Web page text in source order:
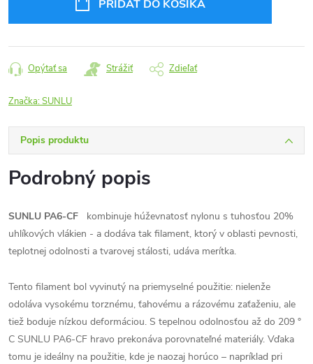
PRIDAŤ DO KOŠÍKA
Opýtať sa Strážiť Zdieľať
Značka:SUNLU
Popis produktu
Podrobný popis
SUNLU PA6-CF
kombinuje húževnatosť nylonu s tuhosťou 20%
uhlíkových vlákien - a dodáva tak filament, ktorý v oblasti pevnosti,
teplotnej odolnosti a tvarovej stálosti, udáva merítka.
Tento filament bol vyvinutý na priemyselné použitie: nielenže
odoláva vysokému torznému, ťahovému a rázovému zaťaženiu, ale
tiež boduje nízkou deformáciou. S tepelnou odolnosťou až do 209 °
C SUNLU PA6-CF hravo prekonáva porovnateľné materiály. Vďaka
tomu je ideálny na použitie, kde je naozaj horúco – napríklad pri